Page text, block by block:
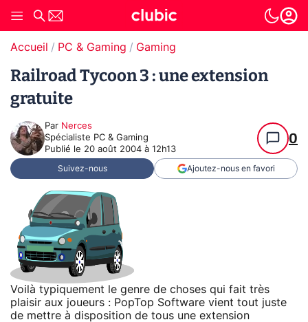
Accueil PC & Gaming Gaming
Railroad Tycoon 3 : une extension
gratuite
Par Nerces
Spécialiste PC & Gaming
Publié le 20 août 2004 à 12h13
0
Suivez-nous Ajoutez-nous en favori
Voilà typiquement le genre de choses qui fait très
plaisir aux joueurs : PopTop Software vient tout juste
de mettre à disposition de tous une extension